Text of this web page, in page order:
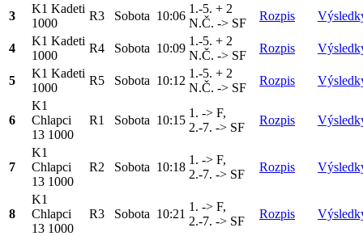
3
K1 Kadeti
1000
R3 Sobota 10:06
1.-5. + 2
N.Č. -> SF
Rozpis
4
K1 Kadeti
1000
R4 Sobota 10:09
1.-5. + 2
N.Č. -> SF
Rozpis
5
K1 Kadeti
1000
R5 Sobota 10:12
1.-5. + 2
N.Č. -> SF
Rozpis
6
K1
Chlapci
13 1000
R1 Sobota 10:15
1. -> F,
2.-7. -> SF
Rozpis
7
K1
Chlapci
13 1000
R2 Sobota 10:18
1. -> F,
2.-7. -> SF
Rozpis
8
K1
Chlapci
13 1000
R3 Sobota 10:21
1. -> F,
2.-7. -> SF
Rozpis